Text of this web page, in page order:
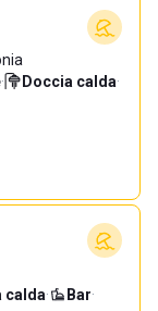
· Doccia calda·
calda· Bar·